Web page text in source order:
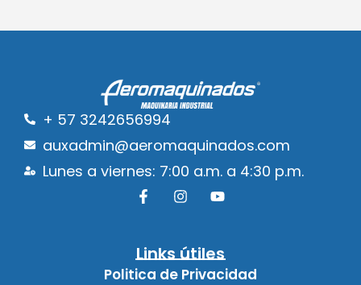
+ 57 3242656994
auxadmin@aeromaquinados.com
Lunes a viernes: 7:00 a.m. a 4:30 p.m.
Links útiles
Politica de Privacidad